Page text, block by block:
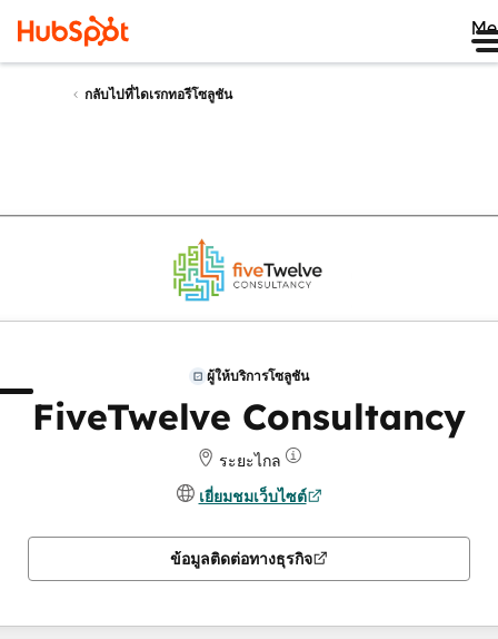
กลับไปที่ไดเรกทอรีโซลูชัน
ผู้ให้บริการโซลูชัน
FiveTwelve Consultancy
ระยะไกล
เยี่ยมชมเว็บไซต์
ข้อมูลติดต่อทางธุรกิจ